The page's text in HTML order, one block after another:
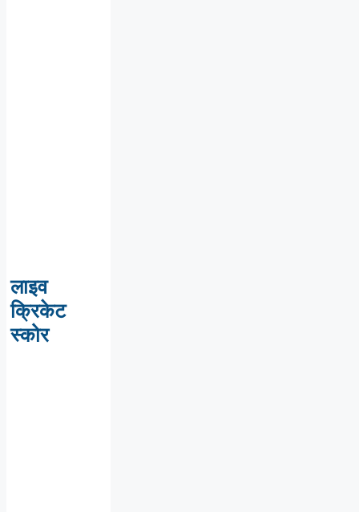
लाइव
क्रिकेट
स्कोर